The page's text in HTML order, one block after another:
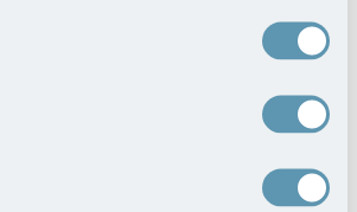
kontakt os direkte via telefon, hvis